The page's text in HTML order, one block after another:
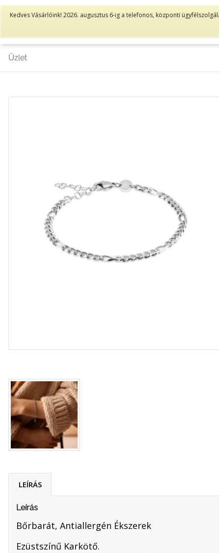
KEZDŐLAP
Üzlet
LEÍRÁS
Leírás
Bőrbarát, Antiallergén Ékszerek
Ezüstszínű Karkötő.
Kedves Vásárlóink! 2026. augusztus 6-ig a telefonos, központi